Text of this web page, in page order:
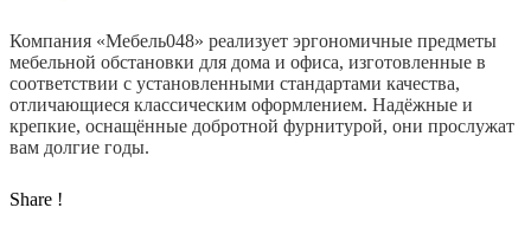
Компания «Мебель048» реализует эргономичные предметы
мебельной обстановки для дома и офиса, изготовленные в
соответствии с установленными стандартами качества,
отличающиеся классическим оформлением. Надёжные и
крепкие, оснащённые добротной фурнитурой, они прослужат
вам долгие годы.
Share !